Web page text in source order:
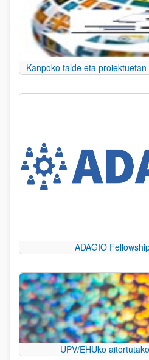
Kanpoko talde eta
ADAGIO
UPV/EHUko